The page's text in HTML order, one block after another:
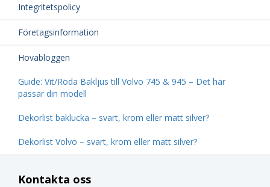
Integritetspolicy
Företagsinformation
Hovabloggen
Guide: Vit/Röda Bakljus till Volvo 745 & 945 – Det här
passar din modell
Dekorlist baklucka – svart, krom eller matt silver?
Dekorlist Volvo – svart, krom eller matt silver?
Kontakta oss